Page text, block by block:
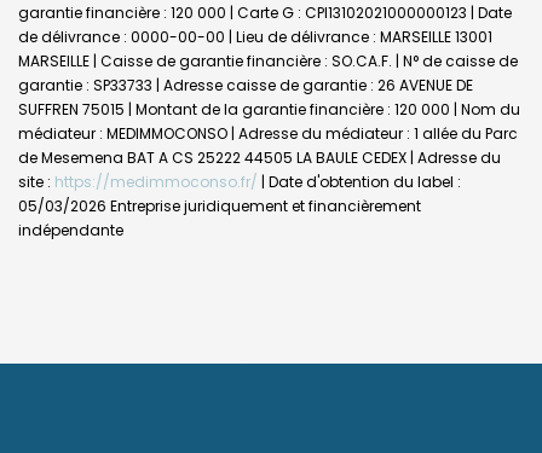
garantie financière : 120 000 | Carte G : CPI13102021000000123 | Date
de délivrance : 0000-00-00 | Lieu de délivrance : MARSEILLE 13001
MARSEILLE | Caisse de garantie financière : SO.CA.F. | N° de caisse de
garantie : SP33733 | Adresse caisse de garantie : 26 AVENUE DE
SUFFREN 75015 | Montant de la garantie financière : 120 000 | Nom du
médiateur : MEDIMMOCONSO | Adresse du médiateur : 1 allée du Parc
de Mesemena BAT A CS 25222 44505 LA BAULE CEDEX | Adresse du
site : https://medimmoconso.fr/ | Date d'obtention du label :
05/03/2026 Entreprise juridiquement et financièrement
indépendante